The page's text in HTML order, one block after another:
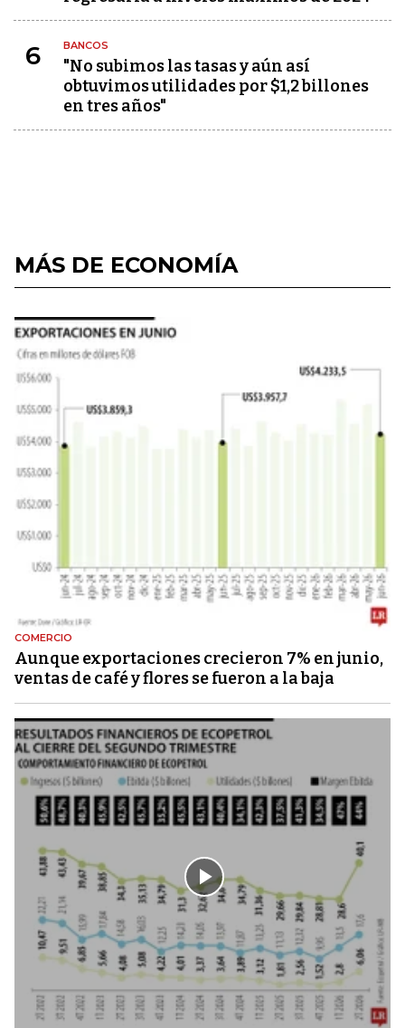
6 BANCOS
"No subimos las tasas y aún así
obtuvimos utilidades por $1,2 billones
en tres años"
MÁS DE ECONOMÍA
COMERCIO
Aunque exportaciones crecieron 7% en junio,
ventas de café y flores se fueron a la baja